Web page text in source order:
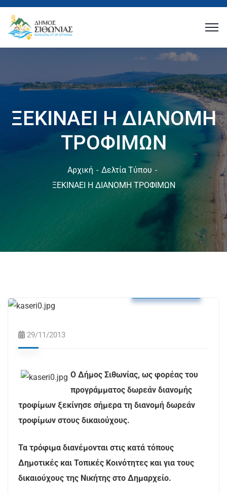
ΞΕΚΙΝΑΕΙ Η ΔΙΑΝΟΜΗ
ΤΡΟΦΙΜΩΝ
Αρχική
Δελτία Τύπου
ΞΕΚΙΝΑΕΙ Η ΔΙΑΝΟΜΗ ΤΡΟΦΙΜΩΝ
29/11/2013
Ο Δήμος Σιθωνίας, ως φορέας του
προγράμματος δωρεάν διανομής
τροφίμων ξεκίνησε σήμερα τη διανομή δωρεάν
τροφίμων στους δικαιούχους.
Τα τρόφιμα διανέμονται στις κατά τόπους
Δημοτικές και Τοπικές Κοινότητες και για τους
δικαιούχους της Νικήτης στο Δημαρχείο.